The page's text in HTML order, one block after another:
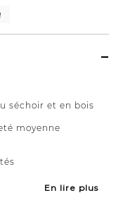
séchoir et en bois
moyenne
En lire plus